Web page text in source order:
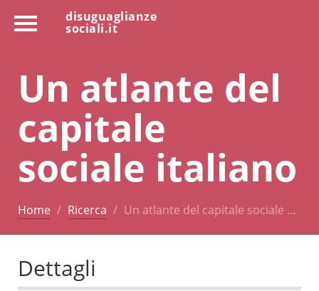
disuguaglianze
sociali.it
Un atlante del
capitale
sociale italiano
Home Ricerca Un atlante del capitale sociale …
Dettagli